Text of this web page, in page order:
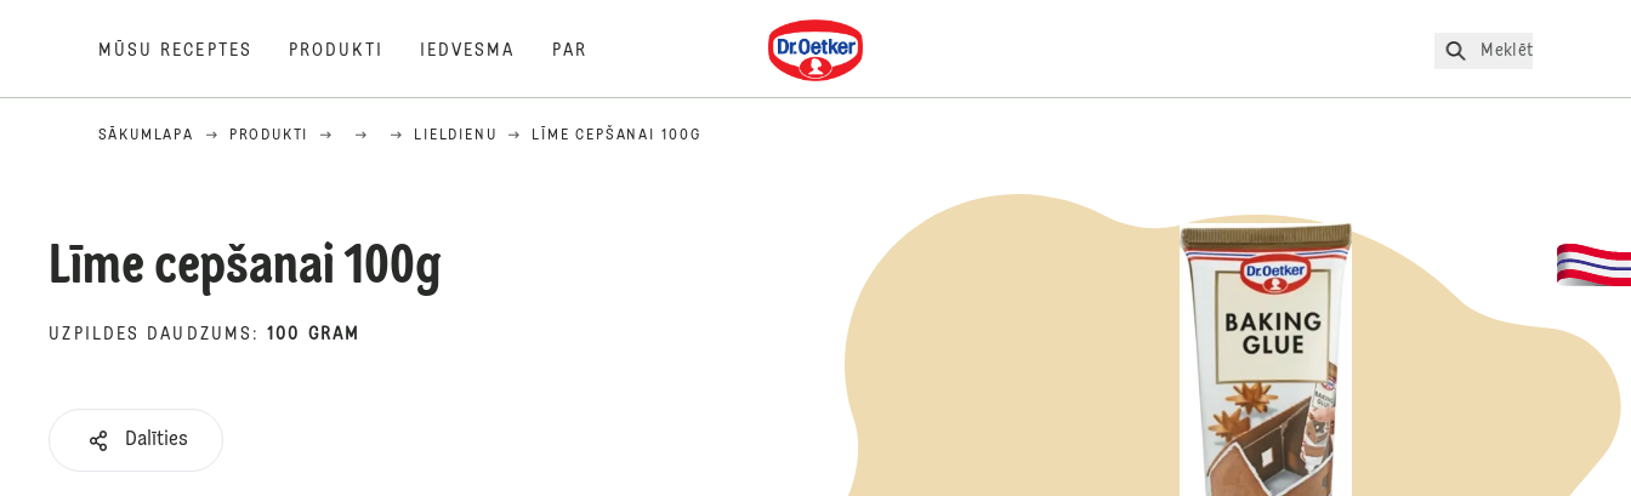
MŪSU RECEPTES PRODUKTI IEDVESMA PAR
Dr. Oetker
Meklēt
SĀKUMLAPA PRODUKTI LIELDIENU LĪME CEPŠANAI 100G
Līme cepšanai 100g
UZPILDES DAUDZUMS : 100 GRAM
Dalīties